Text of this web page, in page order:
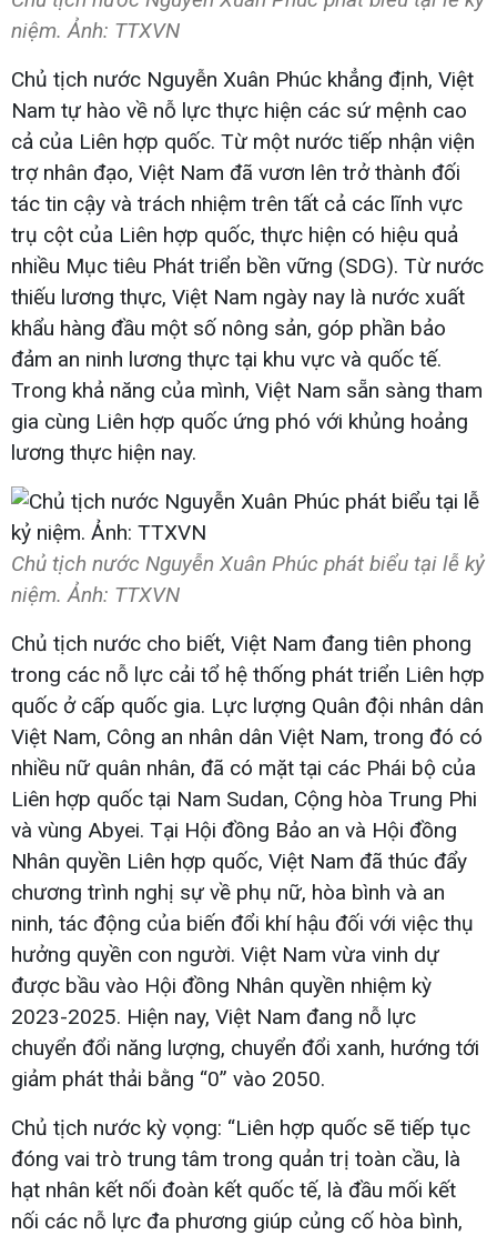
niệm. Ảnh: TTXVN
Chủ tịch nước Nguyễn Xuân Phúc khẳng định, Việt
Nam tự hào về nỗ lực thực hiện các sứ mệnh cao
cả của Liên hợp quốc. Từ một nước tiếp nhận viện
trợ nhân đạo, Việt Nam đã vươn lên trở thành đối
tác tin cậy và trách nhiệm trên tất cả các lĩnh vực
trụ cột của Liên hợp quốc, thực hiện có hiệu quả
nhiều Mục tiêu Phát triển bền vững (SDG). Từ nước
thiếu lương thực, Việt Nam ngày nay là nước xuất
khẩu hàng đầu một số nông sản, góp phần bảo
đảm an ninh lương thực tại khu vực và quốc tế.
Trong khả năng của mình, Việt Nam sẵn sàng tham
gia cùng Liên hợp quốc ứng phó với khủng hoảng
lương thực hiện nay.
Chủ tịch nước Nguyễn Xuân Phúc phát biểu tại lễ kỷ
niệm. Ảnh: TTXVN
Chủ tịch nước cho biết, Việt Nam đang tiên phong
trong các nỗ lực cải tổ hệ thống phát triển Liên hợp
quốc ở cấp quốc gia. Lực lượng Quân đội nhân dân
Việt Nam, Công an nhân dân Việt Nam, trong đó có
nhiều nữ quân nhân, đã có mặt tại các Phái bộ của
Liên hợp quốc tại Nam Sudan, Cộng hòa Trung Phi
và vùng Abyei. Tại Hội đồng Bảo an và Hội đồng
Nhân quyền Liên hợp quốc, Việt Nam đã thúc đẩy
chương trình nghị sự về phụ nữ, hòa bình và an
ninh, tác động của biến đổi khí hậu đối với việc thụ
hưởng quyền con người. Việt Nam vừa vinh dự
được bầu vào Hội đồng Nhân quyền nhiệm kỳ
2023-2025. Hiện nay, Việt Nam đang nỗ lực
chuyển đổi năng lượng, chuyển đổi xanh, hướng tới
giảm phát thải bằng “0” vào 2050.
Chủ tịch nước kỳ vọng: “Liên hợp quốc sẽ tiếp tục
đóng vai trò trung tâm trong quản trị toàn cầu, là
hạt nhân kết nối đoàn kết quốc tế, là đầu mối kết
nối các nỗ lực đa phương giúp củng cố hòa bình,